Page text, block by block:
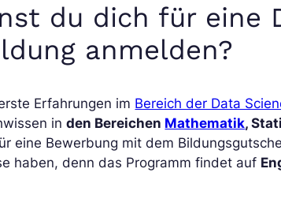
du dich für eine
anmelden?
Erfahrungen im Bereich der Data
inden Bereichen Mathematik,
eine Bewerbung mit dem
haben, denn das Programm findet auf